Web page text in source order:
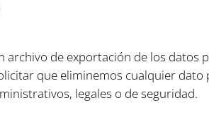
de exportación de los datos
que eliminemos cualquier dato
legales o de seguridad.